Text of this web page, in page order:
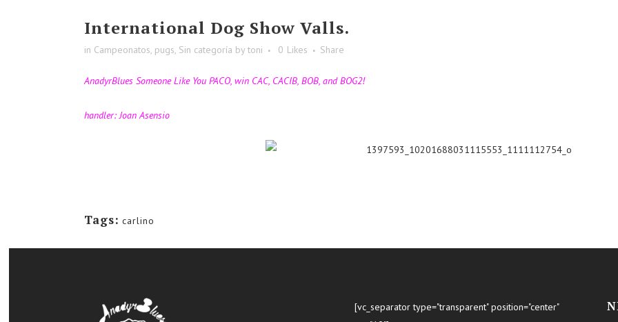
International Dog Show Valls.
in Campeonatos, pugs, Sin categoría by toni 0 Likes Share
AnadyrBlues Someone Like You PACO, win CAC, CACIB, BOB, and BOG2!
handler: Joan Asensio
Tags: carlino
[vc_separator type="transparent" position="center"